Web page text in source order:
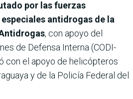
por las fuerzas
antidrogas de la
, con apoyo del
de Defensa Interna (CODI-
con el apoyo de helicópteros
y de la Policía Federal del